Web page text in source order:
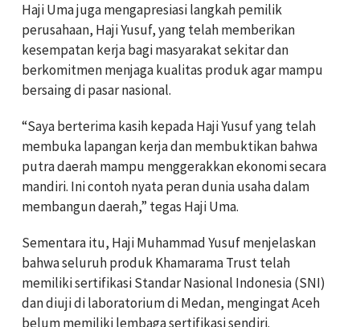
Haji Uma juga mengapresiasi langkah pemilik
perusahaan, Haji Yusuf, yang telah memberikan
kesempatan kerja bagi masyarakat sekitar dan
berkomitmen menjaga kualitas produk agar mampu
bersaing di pasar nasional.
“Saya berterima kasih kepada Haji Yusuf yang telah
membuka lapangan kerja dan membuktikan bahwa
putra daerah mampu menggerakkan ekonomi secara
mandiri. Ini contoh nyata peran dunia usaha dalam
membangun daerah,” tegas Haji Uma.
Sementara itu, Haji Muhammad Yusuf menjelaskan
bahwa seluruh produk Khamarama Trust telah
memiliki sertifikasi Standar Nasional Indonesia (SNI)
dan diuji di laboratorium di Medan, mengingat Aceh
belum memiliki lembaga sertifikasi sendiri.